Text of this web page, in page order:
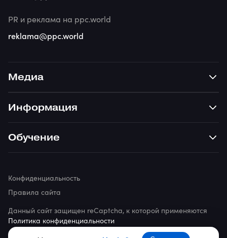
Медиа
Информация
Обучение
PR и реклама на ppc.world
reklama@ppc.world
Данный сайт защищен reCaptcha, к которой применяются
Политика конфиденциальности
Конфиденциальность
Правила сайта